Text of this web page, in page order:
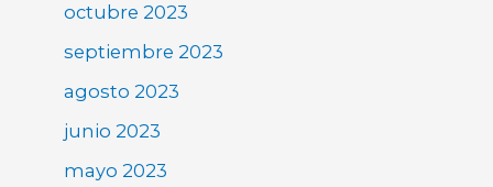
octubre 2023
septiembre 2023
agosto 2023
junio 2023
mayo 2023